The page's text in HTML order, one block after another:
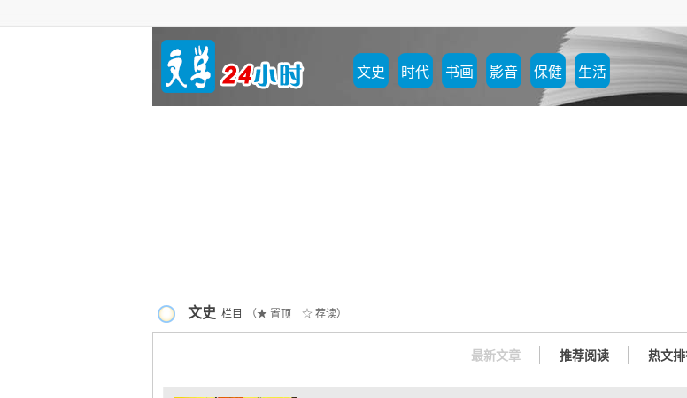
文史 时代 书画 影音 保健 生活
文史 栏目 （★ 置顶 ☆ 荐读）
最新文章 推荐阅读 热文